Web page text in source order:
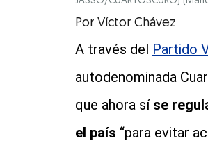
Por Víctor Chávez
A través del Partido
autodenominada
que ahora sí se
el país “para evitar